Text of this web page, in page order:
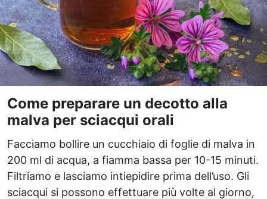
Come preparare un decotto alla
malva per sciacqui orali
Facciamo bollire un cucchiaio di foglie di malva in
200 ml di acqua, a fiamma bassa per 10-15 minuti.
Filtriamo e lasciamo intiepidire prima dell’uso. Gli
sciacqui si possono effettuare più volte al giorno,